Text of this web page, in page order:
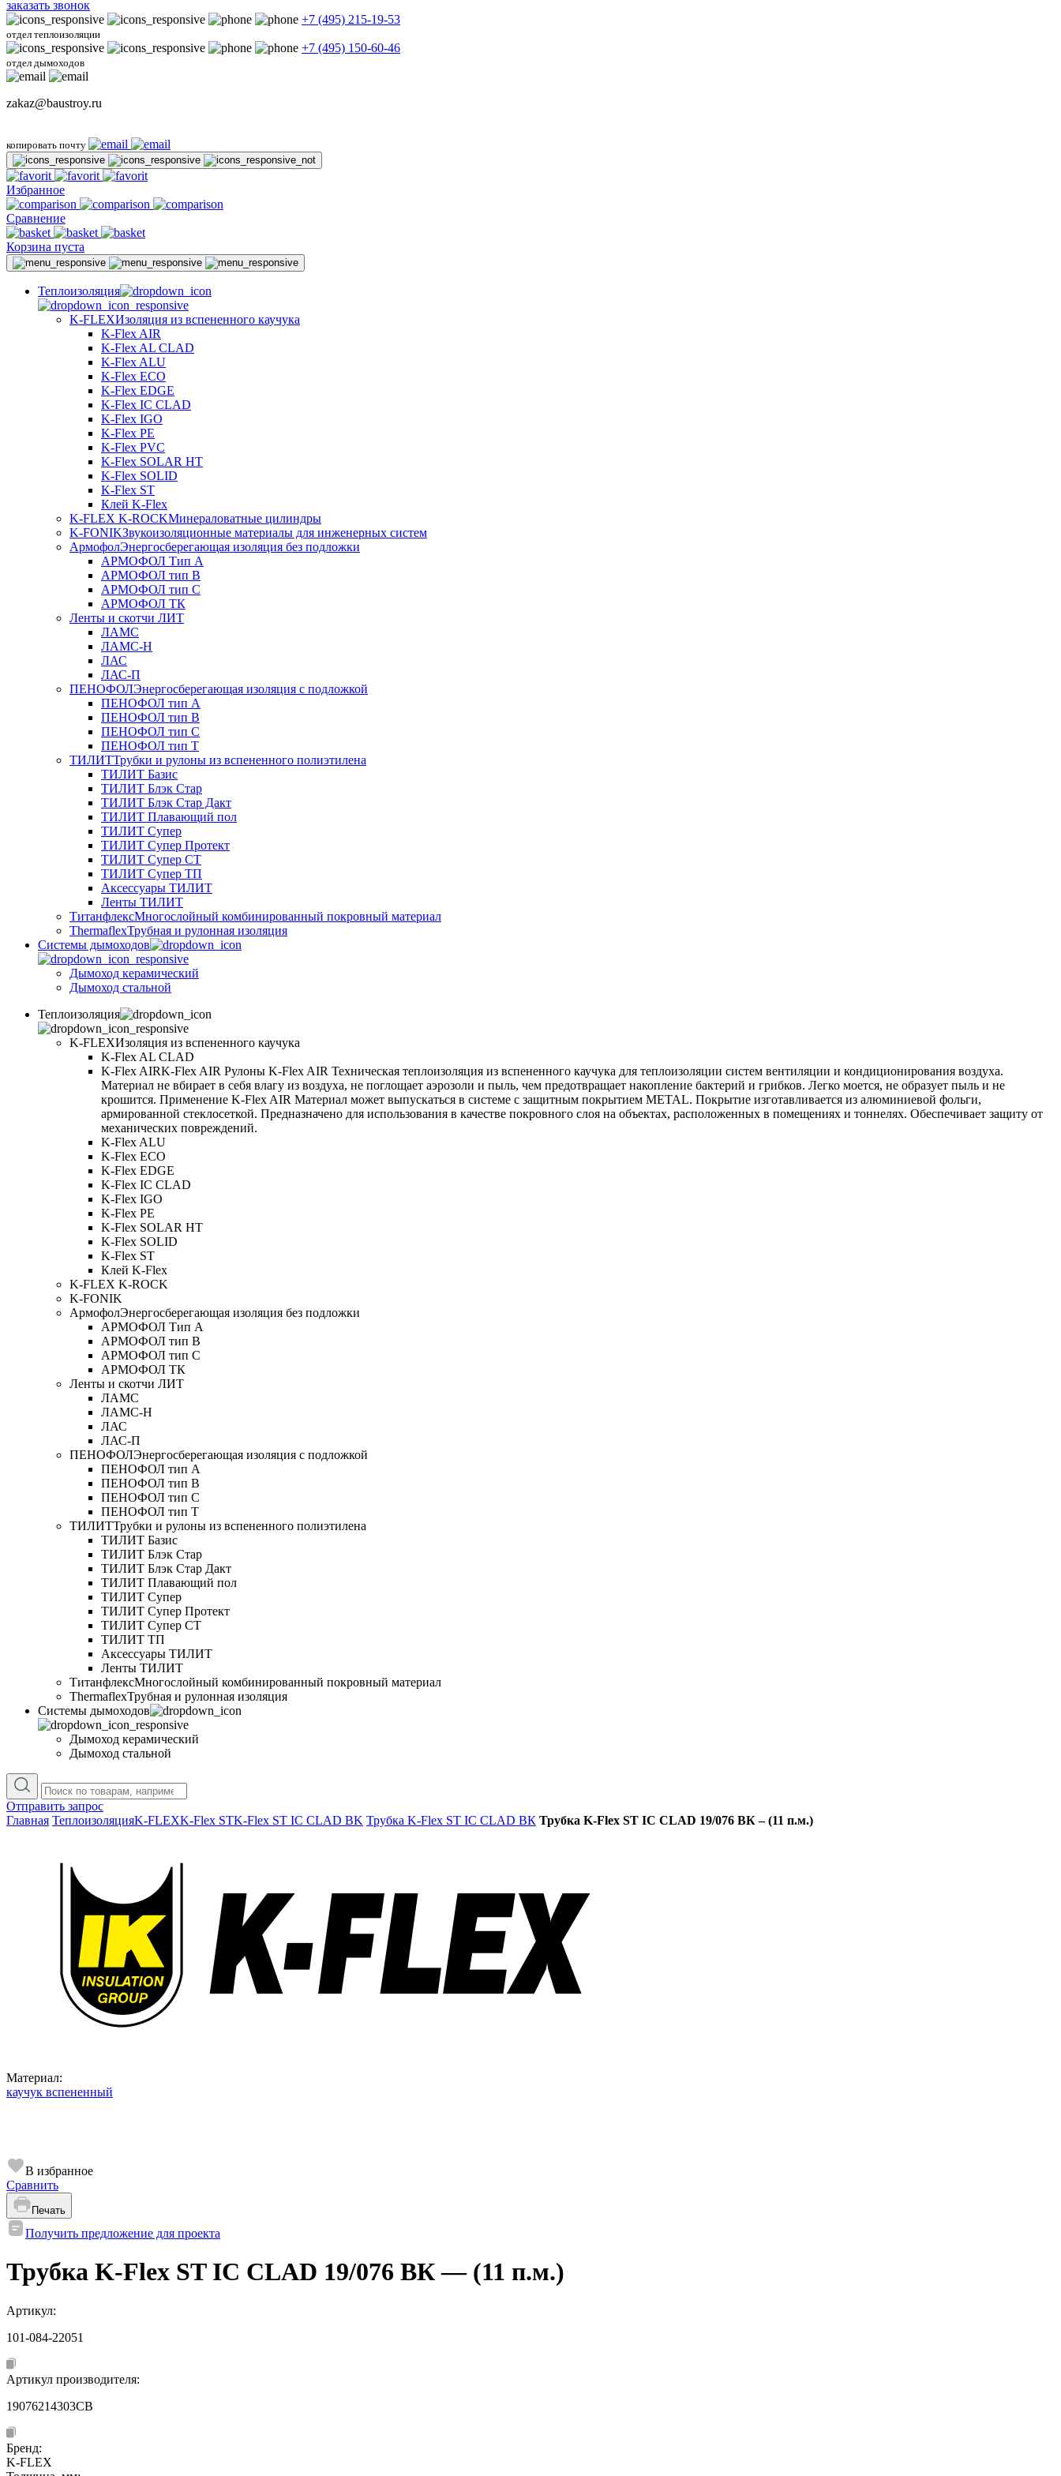
заказать звонок
+7 (495) 215-19-53
отдел теплоизоляции
+7 (495) 150-60-46
отдел дымоходов
zakaz@baustroy.ru
копировать почту
Избранное
Сравнение
Корзина пуста
Теплоизоляция
K-FLEXИзоляция из вспененного каучука
K-Flex AIR
K-Flex AL CLAD
K-Flex ALU
K-Flex ECO
K-Flex EDGE
K-Flex IC CLAD
K-Flex IGO
K-Flex PE
K-Flex PVC
K-Flex SOLAR HT
K-Flex SOLID
K-Flex ST
Клей K-Flex
K-FLEX K-ROCKМинераловатные цилиндры
K-FONIKЗвукоизоляционные материалы для инженерных систем
АрмофолЭнергосберегающая изоляция без подложки
АРМОФОЛ Тип А
АРМОФОЛ тип В
АРМОФОЛ тип C
АРМОФОЛ ТК
Ленты и скотчи ЛИТ
ЛАМС
ЛАМС-Н
ЛАС
ЛАС-П
ПЕНОФОЛЭнергосберегающая изоляция с подложкой
ПЕНОФОЛ тип А
ПЕНОФОЛ тип B
ПЕНОФОЛ тип C
ПЕНОФОЛ тип T
ТИЛИТТрубки и рулоны из вспененного полиэтилена
ТИЛИТ Базис
ТИЛИТ Блэк Стар
ТИЛИТ Блэк Стар Дакт
ТИЛИТ Плавающий пол
ТИЛИТ Супер
ТИЛИТ Супер Протект
ТИЛИТ Супер СТ
ТИЛИТ Супер ТП
Аксессуары ТИЛИТ
Ленты ТИЛИТ
ТитанфлексМногослойный комбинированный покровный материал
ThermaflexТрубная и рулонная изоляция
Cистемы дымоходов
Дымоход керамический
Дымоход стальной
Теплоизоляция
K-FLEXИзоляция из вспененного каучука
K-Flex AL CLAD
K-Flex AIRK-Flex AIR Рулоны K-Flex AIR Техническая теплоизоляция из вспененного каучука для теплоизоляции систем вентиляции и кондиционирования воздуха.
Материал не вбирает в себя влагу из воздуха, не поглощает аэрозоли и пыль, чем предотвращает накопление бактерий и грибков. Легко моется, не образует пыль и не
крошится. Применение K-Flex AIR Материал может выпускаться в системе c защитным покрытием METAL. Покрытие изготавливается из алюминиевой фольги,
армированной стеклосеткой. Предназначено для использования в качестве покровного слоя на объектах, расположенных в помещениях и тоннелях. Обеспечивает защиту от
механических повреждений.
K-Flex ALU
K-Flex ECO
K-Flex EDGE
K-Flex IC CLAD
K-Flex IGO
K-Flex PE
K-Flex SOLAR HT
K-Flex SOLID
K-Flex ST
Клей K-Flex
K-FLEX K-ROCK
K-FONIK
АрмофолЭнергосберегающая изоляция без подложки
АРМОФОЛ Тип А
АРМОФОЛ тип В
АРМОФОЛ тип C
АРМОФОЛ ТК
Ленты и скотчи ЛИТ
ЛАМС
ЛАМС-Н
ЛАС
ЛАС-П
ПЕНОФОЛЭнергосберегающая изоляция с подложкой
ПЕНОФОЛ тип А
ПЕНОФОЛ тип B
ПЕНОФОЛ тип C
ПЕНОФОЛ тип T
ТИЛИТТрубки и рулоны из вспененного полиэтилена
ТИЛИТ Базис
ТИЛИТ Блэк Стар
ТИЛИТ Блэк Стар Дакт
ТИЛИТ Плавающий пол
ТИЛИТ Супер
ТИЛИТ Супер Протект
ТИЛИТ Супер СТ
ТИЛИТ ТП
Аксессуары ТИЛИТ
Ленты ТИЛИТ
ТитанфлексМногослойный комбинированный покровный материал
ThermaflexТрубная и рулонная изоляция
Cистемы дымоходов
Дымоход керамический
Дымоход стальной
Отправить запрос
Главная ТеплоизоляцияK-FLEXK-Flex STK-Flex ST IC CLAD BK Трубка K-Flex ST IC CLAD ВК Трубка K-Flex ST IC CLAD 19/076 ВК – (11 п.м.)
Материал:
каучук вспененный
В избранное
Сравнить
Печать
Получить предложение для проекта
Трубка K-Flex ST IC CLAD 19/076 ВК — (11 п.м.)
Артикул:
101-084-22051
Артикул производителя:
19076214303CB
Бренд:
K-FLEX